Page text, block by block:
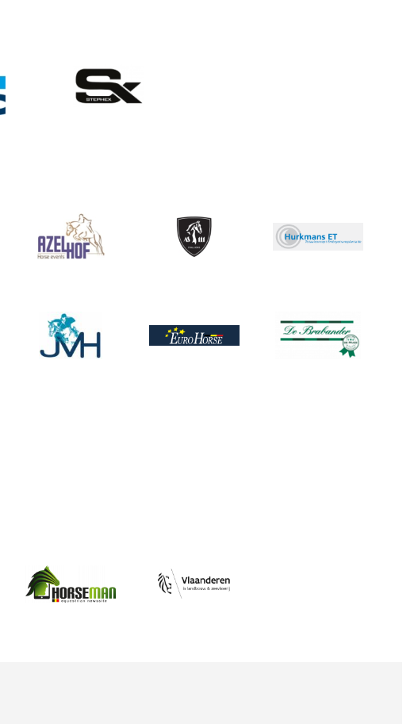
Afbeelding Afbeelding
Afbeelding
Afbeelding
Afbeelding
Afbeelding
Afbeelding Afbeelding